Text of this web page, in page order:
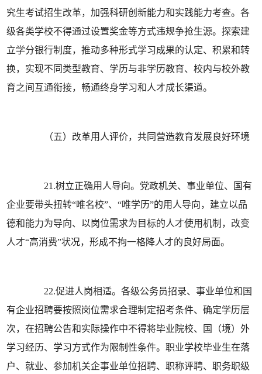
究生考试招生改革，加强科研创新能力和实践能力考查。各
级各类学校不得通过设置奖金等方式违规争抢生源。探索建
立学分银行制度，推动多种形式学习成果的认定、积累和转
换，实现不同类型教育、学历与非学历教育、校内与校外教
育之间互通衔接，畅通终身学习和人才成长渠道。
（五）改革用人评价，共同营造教育发展良好环境
21.树立正确用人导向。党政机关、事业单位、国有
企业要带头扭转“唯名校”、“唯学历”的用人导向，建立以品
德和能力为导向、以岗位需求为目标的人才使用机制，改变
人才“高消费”状况，形成不拘一格降人才的良好局面。
22.促进人岗相适。各级公务员招录、事业单位和国
有企业招聘要按照岗位需求合理制定招考条件、确定学历层
次，在招聘公告和实际操作中不得将毕业院校、国（境）外
学习经历、学习方式作为限制性条件。职业学校毕业生在落
户、就业、参加机关企事业单位招聘、职称评聘、职务职级